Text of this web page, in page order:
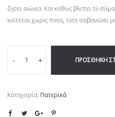
ζήσει αἰώνια. Καί καθώς βλέπει τό
κοίτεται χωρίς πνοή, τότε σαβανώνει
- + ΠΡΟΣΘΉΚΗ
Κατηγορία: Πατερικά